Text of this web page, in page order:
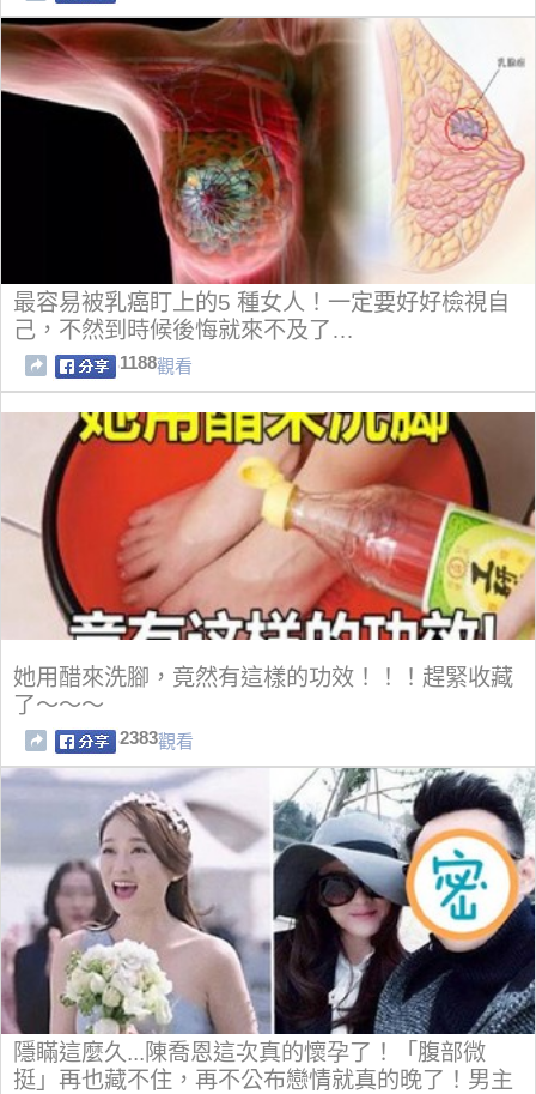
最容易被乳癌盯上的5 種女人！一定要好好檢視自
己，不然到時候後悔就來不及了…
1188觀看
她用醋來洗腳，竟然有這樣的功效！！！趕緊收藏
了～～～
2383觀看
隱瞞這麼久...陳喬恩這次真的懷孕了！「腹部微
挺」再也藏不住，再不公布戀情就真的晚了！男主